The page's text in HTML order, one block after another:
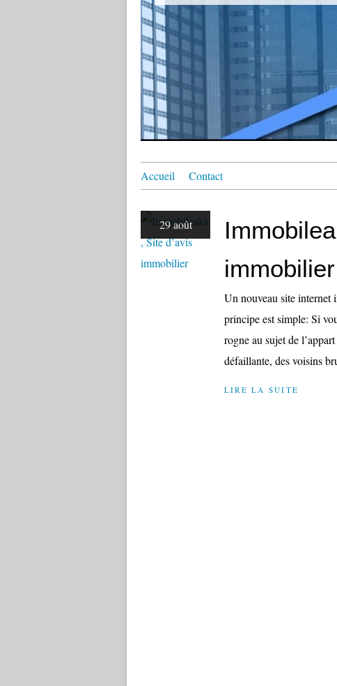
Accueil Contact
29 août
immobilier
Un nouveau site
principe est simple: Si
rogne au sujet de
défaillante, des voisins
LIRE LA SUITE